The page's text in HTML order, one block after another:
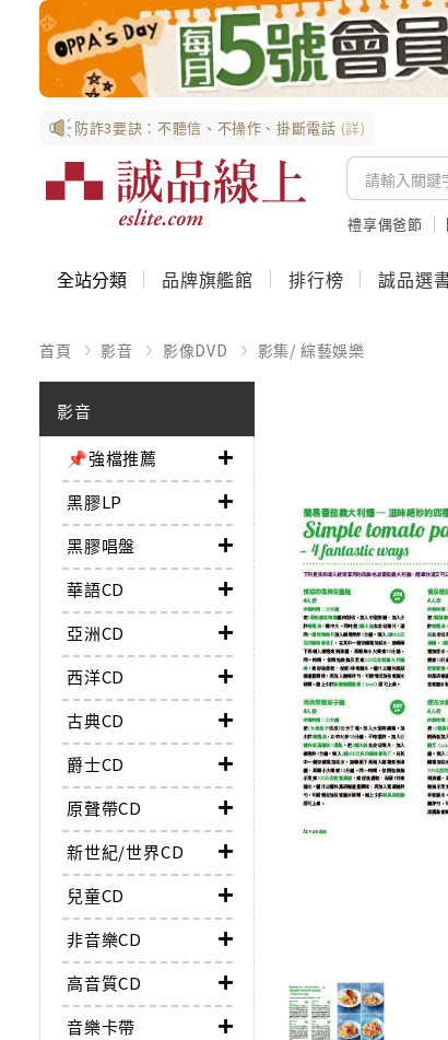
防詐3要訣：不聽信、不操作、掛斷電話 (詳)
禮享偶爸節
全站分類 品牌旗艦館 排行榜 誠品選
首頁 影音 影像DVD 影集/ 綜藝娛樂
影音
📌強檔推薦
黑膠LP
黑膠唱盤
華語CD
亞洲CD
西洋CD
古典CD
爵士CD
原聲帶CD
新世紀/世界CD
兒童CD
非音樂CD
高音質CD
音樂卡帶